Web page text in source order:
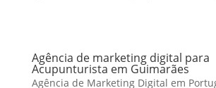
Agência de marketing digital para
Acupunturista em Guimarães
Agência de Marketing Digital em